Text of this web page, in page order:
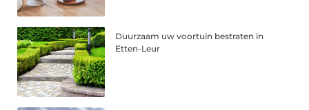
Duurzaam uw voortuin bestraten in
Etten-Leur